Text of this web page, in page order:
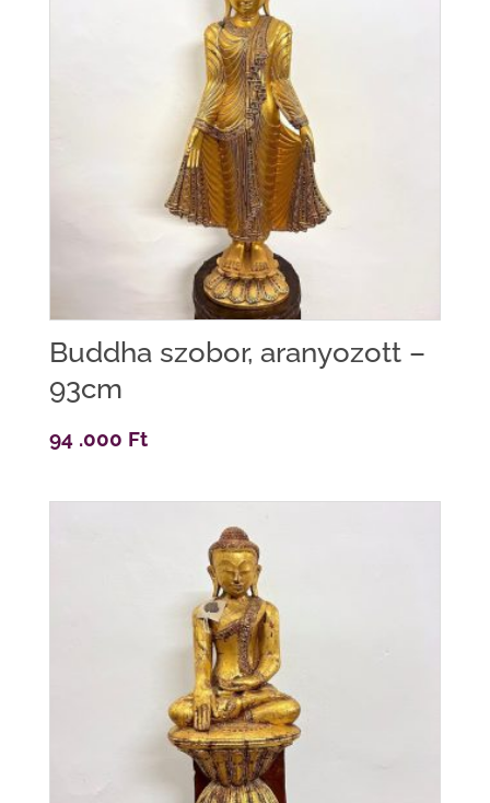
Buddha szobor, aranyozott –
93cm
94 .000 Ft